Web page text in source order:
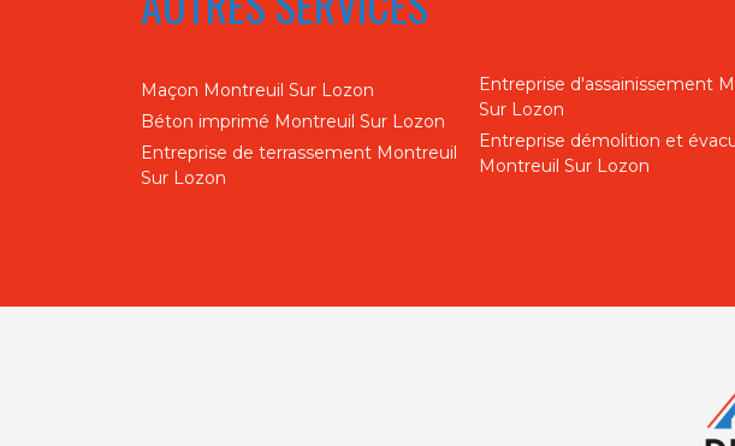
Maçon Montreuil Sur Lozon
Béton imprimé Montreuil Sur Lozon
Entreprise de terrassement Montreuil
Sur Lozon
Entreprise d'assainissement
Sur Lozon
Entreprise démolition et
Montreuil Sur Lozon